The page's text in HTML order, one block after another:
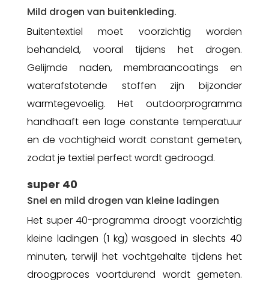
Mild drogen van buitenkleding.
Buitentextiel moet voorzichtig worden
behandeld, vooral tijdens het drogen.
Gelijmde naden, membraancoatings en
waterafstotende stoffen zijn bijzonder
warmtegevoelig. Het outdoorprogramma
handhaaft een lage constante temperatuur
en de vochtigheid wordt constant gemeten,
zodat je textiel perfect wordt gedroogd.
super 40
Snel en mild drogen van kleine ladingen
Het super 40-programma droogt voorzichtig
kleine ladingen (1 kg) wasgoed in slechts 40
minuten, terwijl het vochtgehalte tijdens het
droogproces voortdurend wordt gemeten.